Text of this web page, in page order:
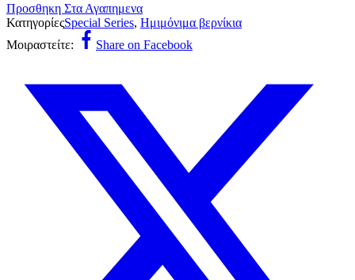
Προσθηκη Στα Αγαπημενα
ΚατηγορίεςSpecial Series, Ημιμόνιμα βερνίκια
Μοιραστείτε:
Share on Facebook